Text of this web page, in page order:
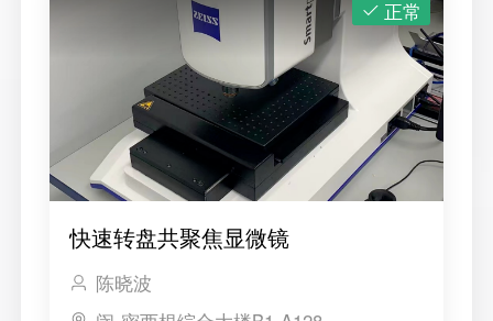
正常
快速转盘共聚焦显微镜
陈晓波